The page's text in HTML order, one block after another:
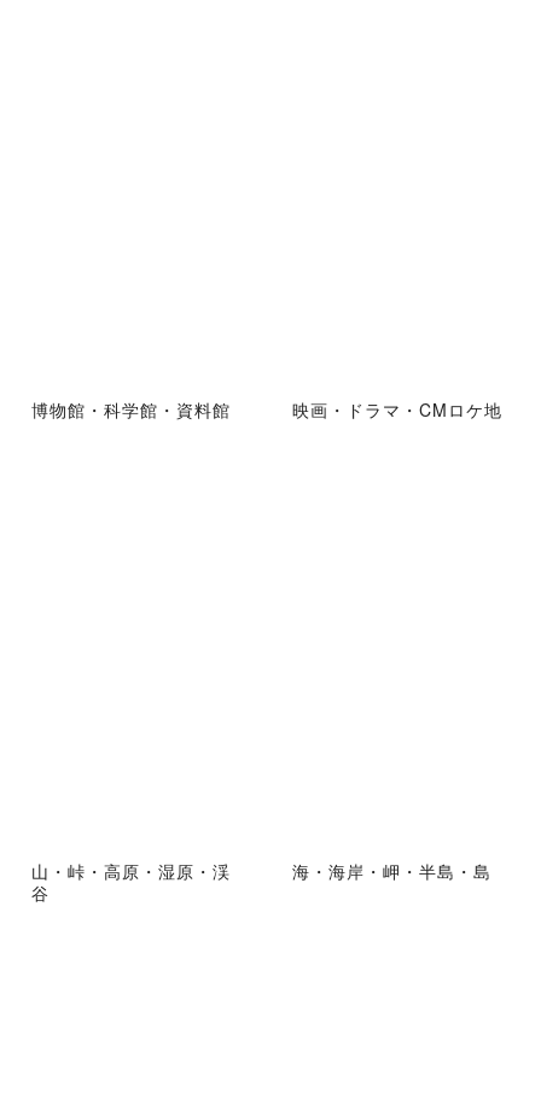
博物館・科学館・資料館 映画・ドラマ・CMロケ地
山・峠・高原・湿原・渓
谷
海・海岸・岬・半島・島